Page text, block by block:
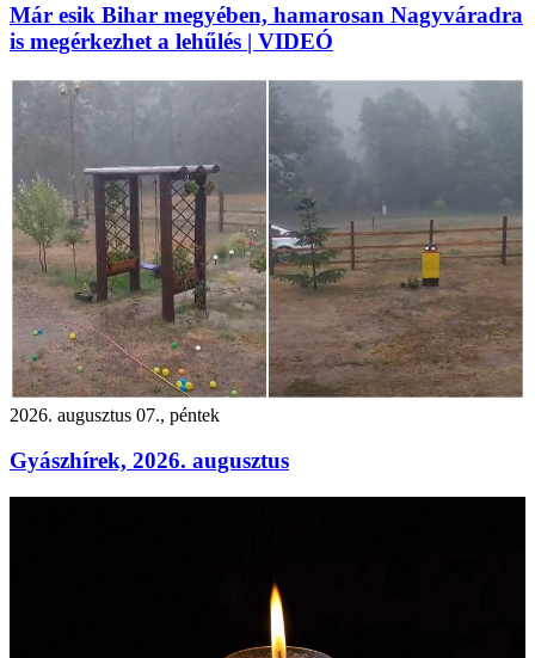
Már esik Bihar megyében, hamarosan Nagyváradra
is megérkezhet a lehűlés | VIDEÓ
2026. augusztus 07., péntek
Gyászhírek, 2026. augusztus